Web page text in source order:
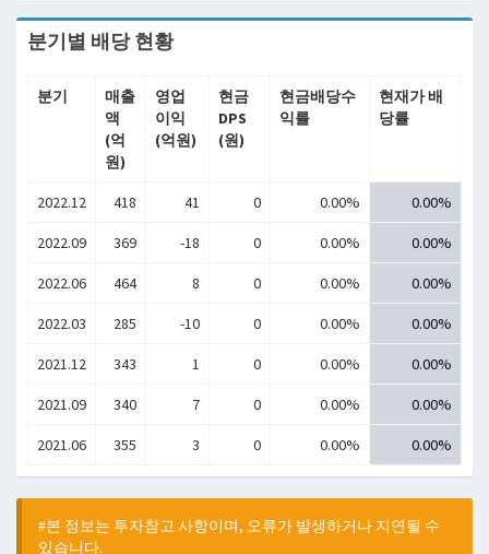
분기별 배당 현황
분기
매출
액
(억
원)
영업
이익
(억원)
현금
DPS
(원)
현금배당수
익률
현재가 배
당률
2022.12 418 41 0 0.00% 0.00%
2022.09 369 -18 0 0.00% 0.00%
2022.06 464 8 0 0.00% 0.00%
2022.03 285 -10 0 0.00% 0.00%
2021.12 343 1 0 0.00% 0.00%
2021.09 340 7 0 0.00% 0.00%
2021.06 355 3 0 0.00% 0.00%
#본 정보는 투자참고 사항이며, 오류가 발생하거나 지연될 수
있습니다.